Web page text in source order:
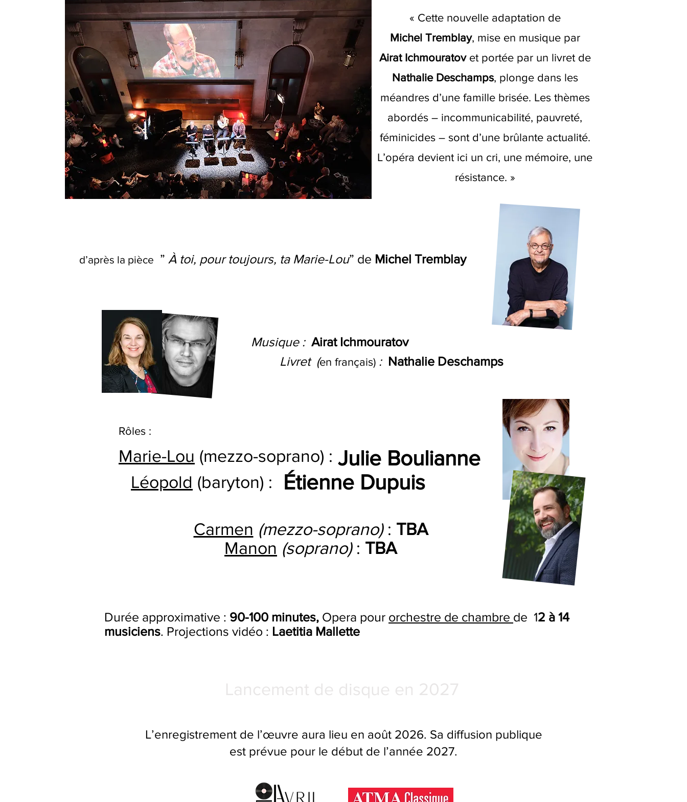
« Cette nouvelle adaptation de
Michel Tremblay, mise en musique par
Airat Ichmouratov et portée par un livret de
Nathalie Deschamps, plonge dans les
méandres d’une famille brisée. Les thèmes
abordés – incommunicabilité, pauvreté,
féminicides – sont d’une brûlante actualité.
L’opéra devient ici un cri, une mémoire, une
résistance. »
d’après la pièce ” À toi, pour toujours, ta Marie-Lou” de Michel Tremblay
Musique : Airat Ichmouratov
Livret (en français) : Nathalie Deschamps
Rôles :
Carmen (mezzo-soprano): TBA
Manon (soprano): TBA
Julie Boulianne
Étienne Dupuis
Marie-Lou (mezzo-soprano) :
Léopold (baryton) :
Durée approximative : 90-100 minutes, Opera pour orchestre de chambre de 12 à 14
musiciens. Projections vidéo : Laetitia Mallette
Lancement de disque en 2027
L’enregistrement de l’œuvre aura lieu en août 2026. Sa diffusion publique
est prévue pour le début de l’année 2027.